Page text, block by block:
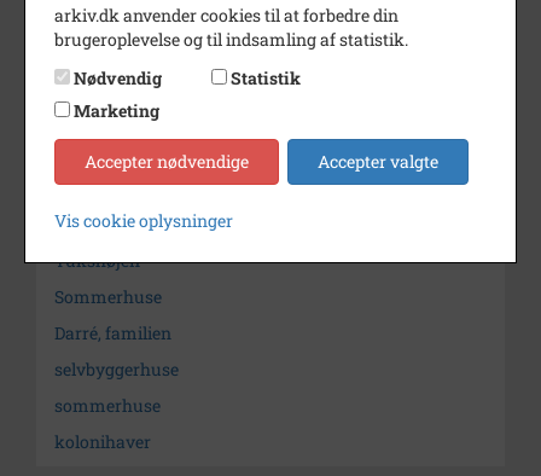
Årstal
1921
Fotograf
Privatfoto
Arkiv
Kontakt arkivet
Søg videre i Herlev Kommunes Lokalarkiv
Tukshøjen
Sommerhuse
Darré, familien
selvbyggerhuse
sommerhuse
kolonihaver
arkiv.dk anvender cookies til at forbedre din
brugeroplevelse og til indsamling af statistik.
Nødvendig
Statistik
Marketing
Accepter nødvendige Accepter valgte
Vis cookie oplysninger